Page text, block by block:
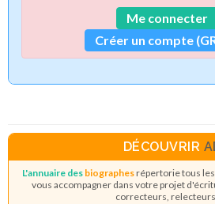
Me connecter
Créer un compte
DÉCOUVRIR
L'annuaire des biographesrépertorie tous
vous accompagner dans votre projet
correcteurs,